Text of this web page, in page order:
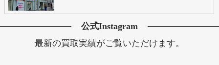
公式Instagram
最新の買取実績がご覧いただけます。